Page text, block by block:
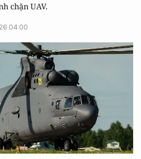
chặn UAV.
04:00